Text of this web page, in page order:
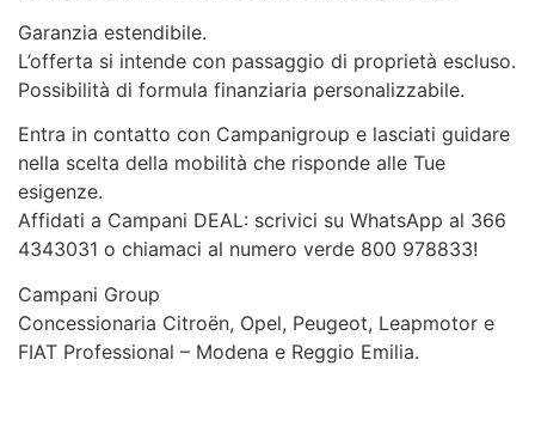
Garanzia estendibile.
L’offerta si intende con passaggio di proprietà escluso.
Possibilità di formula finanziaria personalizzabile.
Entra in contatto con Campanigroup e lasciati guidare
nella scelta della mobilità che risponde alle Tue
esigenze.
Affidati a Campani DEAL: scrivici su WhatsApp al 366
4343031 o chiamaci al numero verde 800 978833!
Campani Group
Concessionaria Citroën, Opel, Peugeot, Leapmotor e
FIAT Professional – Modena e Reggio Emilia.